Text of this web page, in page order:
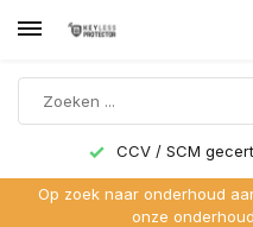
CCV / SCM
Op zoek naar onderhoud
onze